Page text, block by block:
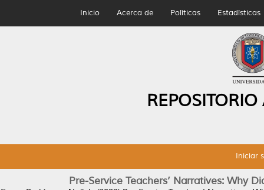
Inicio Acerca de Políticas Estadísticas
Iniciar
Pre-Service Teachers’ Narratives: Why